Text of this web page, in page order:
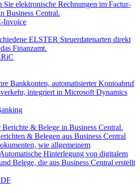
Sie elektronische Rechnungen im Factur-
Business Central.
Invoice
ELSTER Steuerdatenarten direkt
Finanzamt.
Bankkonten, automatisierter Kontoabruf
integriert in Microsoft Dynamics
& Belege in Business Central.
& Belegen aus Business Central
wie allgemeinem
Hinterlegung von digitalem
Belege, die aus Business Central erstellt